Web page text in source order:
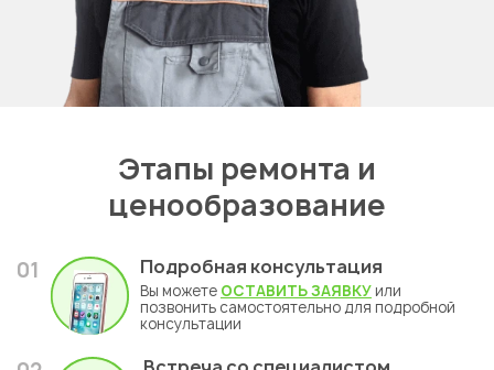
Этапы ремонта и
ценообразование
01 Подробная консультация
Вы можете ОСТАВИТЬ ЗАЯВКУ или
позвонить самостоятельно для подробной
консультации